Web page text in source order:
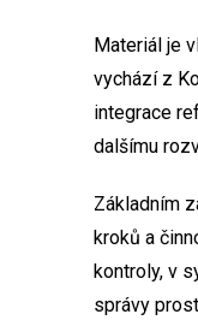
Materiál je
vychází z
integrace
dalšímu
Základním
kroků a
kontroly, v
správy